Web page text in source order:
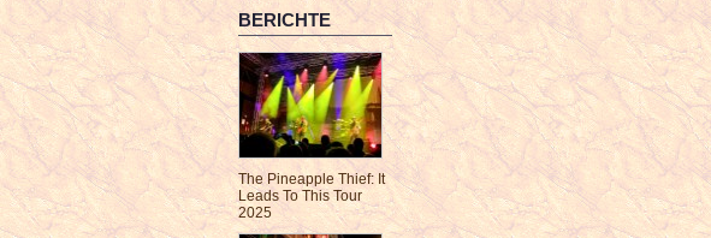
BERICHTE
The Pineapple Thief: It
Leads To This Tour
2025